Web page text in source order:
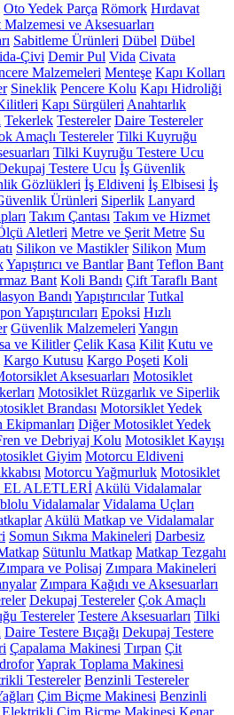
Oto Yedek Parça Römork Hırdavat
Malzemesi ve Aksesuarları
Sabitleme Ürünleri Dübel Dübel
Çivi Demir Pul Vida Civata
Malzemeleri Menteşe Kapı Kolları
Sineklik Pencere Kolu Kapı Hidroliği
Kapı Sürgüleri Anahtarlık
Tekerlek Testereler Daire Testereler
Amaçlı Testereler Tilki Kuyruğu
Tilki Kuyruğu Testere Ucu
Testere Ucu İş Güvenlik
Gözlükleri İş Eldiveni İş Elbisesi İş
Ürünleri Siperlik Lanyard
Takım Çantası Takım ve Hizmet
Aletleri Metre ve Şerit Metre Su
Silikon ve Mastikler Silikon Mum
Yapıştırıcı ve Bantlar Bant Teflon Bant
Bant Koli Bandı Çift Taraflı Bant
Bandı Yapıştırıcılar Tutkal
Yapıştırıcıları Epoksi Hızlı
Güvenlik Malzemeleri Yangın
ve Kilitler Çelik Kasa Kilit Kutu ve
Kargo Kutusu Kargo Poşeti Koli
Aksesuarları Motosiklet
Motosiklet Rüzgarlık ve Siperlik
Brandası Motorsiklet Yedek
Diğer Motosiklet Yedek
ve Debriyaj Kolu Motosiklet Kayışı
Giyim Motorcu Eldiveni
Motorcu Yağmurluk Motosiklet
ALETLERİ Akülü Vidalamalar
Vidalamalar Vidalama Uçları
Akülü Matkap ve Vidalamalar
Somun Sıkma Makineleri Darbesiz
Sütunlu Matkap Matkap Tezgahı
ve Polisaj Zımpara Makineleri
Zımpara Kağıdı ve Aksesuarları
Dekupaj Testereler Çok Amaçlı
Testereler Testere Aksesuarları Tilki
Daire Testere Bıçağı Dekupaj Testere
Çapalama Makinesi Tırpan Çit
Yaprak Toplama Makinesi
Testereler Benzinli Testereler
Çim Biçme Makinesi Benzinli
Elektrikli Çim Biçme Makinesi Kenar